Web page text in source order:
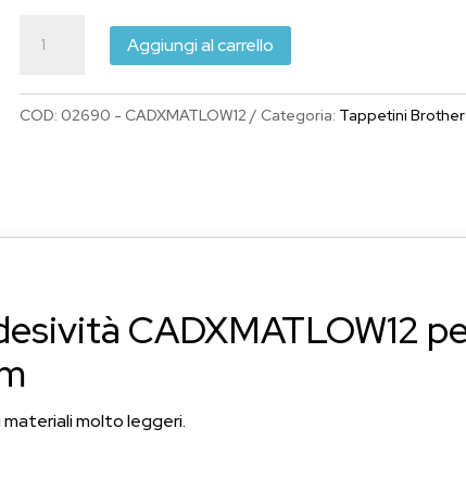
originale
era:
€29.90.
attuale
è:
€22.50.
30,5x30,5
cm
Scanncut
quantità
Aggiungi al carrello
COD: 02690 - CADXMATLOW12 Categoria: Tappetini Brother
CADXMATLOW12
molto leggeri.